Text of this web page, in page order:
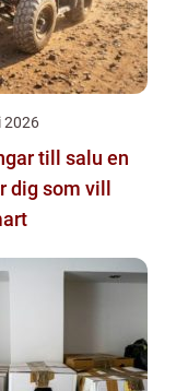
2026
till salu en
dig som vill